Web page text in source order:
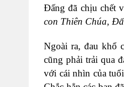
Đấng đã chịu chết
con Thiên Chúa,
Ngoài ra, đau khổ
cũng phải trải qua
với cái nhìn của